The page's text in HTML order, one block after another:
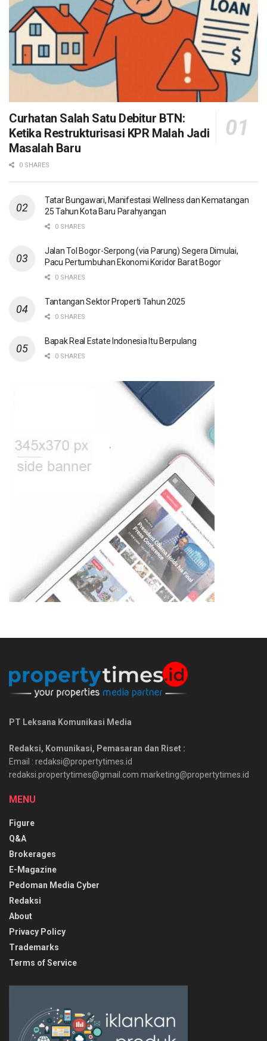
Curhatan Salah Satu Debitur BTN:
Ketika Restrukturisasi KPR Malah Jadi
Masalah Baru
0 SHARES
Tatar Bungawari, Manifestasi Wellness dan Kematangan
25 Tahun Kota Baru Parahyangan
0 SHARES
Jalan Tol Bogor-Serpong (via Parung) Segera Dimulai,
Pacu Pertumbuhan Ekonomi Koridor Barat Bogor
0 SHARES
Tantangan Sektor Properti Tahun 2025
0 SHARES
Bapak Real Estate Indonesia Itu Berpulang
0 SHARES
PT Leksana Komunikasi Media
Redaksi, Komunikasi, Pemasaran dan Riset :
Email : redaksi@propertytimes.id
redaksi.propertytimes@gmail.com marketing@propertytimes.id
MENU
Figure
Q&A
Brokerages
E-Magazine
Pedoman Media Cyber
Redaksi
About
Privacy Policy
Trademarks
Terms of Service